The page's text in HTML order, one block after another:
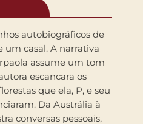
autobiográficos de
casal. A narrativa
assume um tom
escancara os
que ela, P, e seu
Da Austrália à
conversas pessoais,